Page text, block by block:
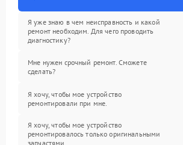
Я уже знаю в чем неисправность и какой
ремонт необходим. Для чего проводить
диагностику?
Мне нужен срочный ремонт. Сможете
сделать?
Я хочу, чтобы мое устройство
ремонтировали при мне.
Я хочу, чтобы мое устройство
ремонтировалось только оригинальными
запчастями.